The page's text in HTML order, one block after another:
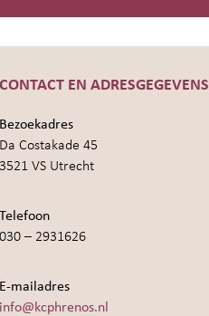
CONTACT EN ADRESGEGEVENS
Bezoekadres
Da Costakade 45
3521 VS Utrecht
Telefoon
030 – 2931626
E-mailadres
info@kcphrenos.nl